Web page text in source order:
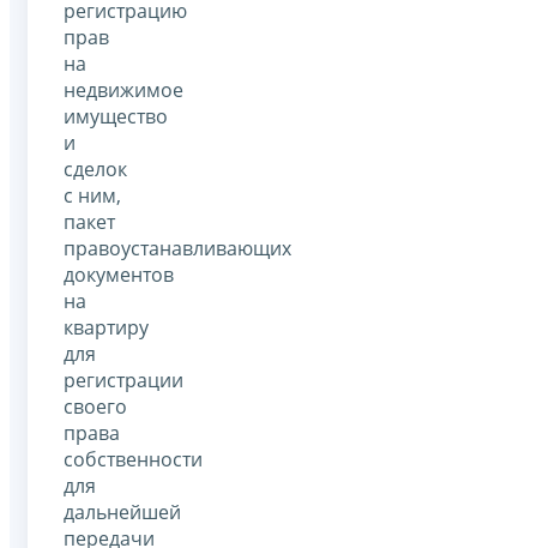
регистрацию
прав
на
недвижимое
имущество
и
сделок
с ним,
пакет
правоустанавливающих
документов
на
квартиру
для
регистрации
своего
права
собственности
для
дальнейшей
передачи